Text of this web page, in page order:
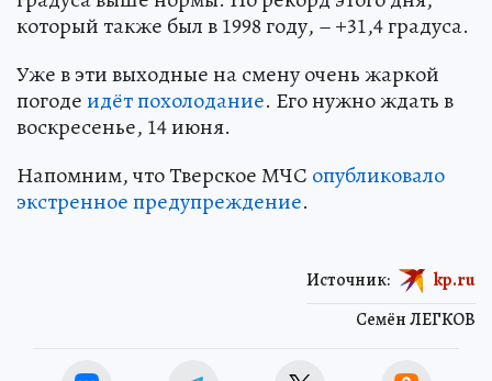
который также был в 1998 году, – +31,4 градуса.
Уже в эти выходные на смену очень жаркой
погодеидёт похолодание. Его нужно ждать в
воскресенье, 14 июня.
Напомним, что Тверское МЧС опубликовало
экстренное предупреждение.
Семён ЛЕГКОВ
Источник: kp.ru